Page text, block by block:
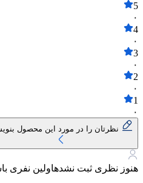
5
۰
4
۰
3
۰
2
۰
1
۰
نظرتان را در مورد این محصول
هنوز نظری ثبت نشدهاولین نفری